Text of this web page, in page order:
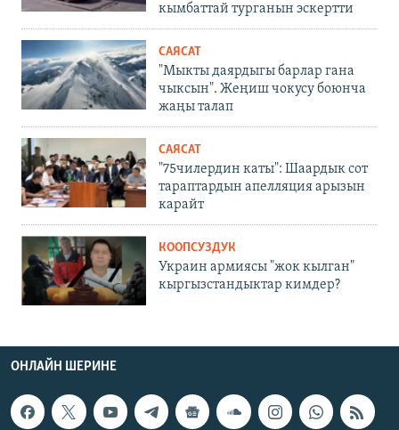
кымбаттай турганын эскертти
САЯСАТ
"Мыкты даярдыгы барлар гана
чыксын". Жеңиш чокусу боюнча
жаңы талап
САЯСАТ
"75чилердин каты": Шаардык сот
тараптардын апелляция арызын
карайт
КООПСУЗДУК
Украин армиясы "жок кылган"
кыргызстандыктар кимдер?
ОНЛАЙН ШЕРИНЕ